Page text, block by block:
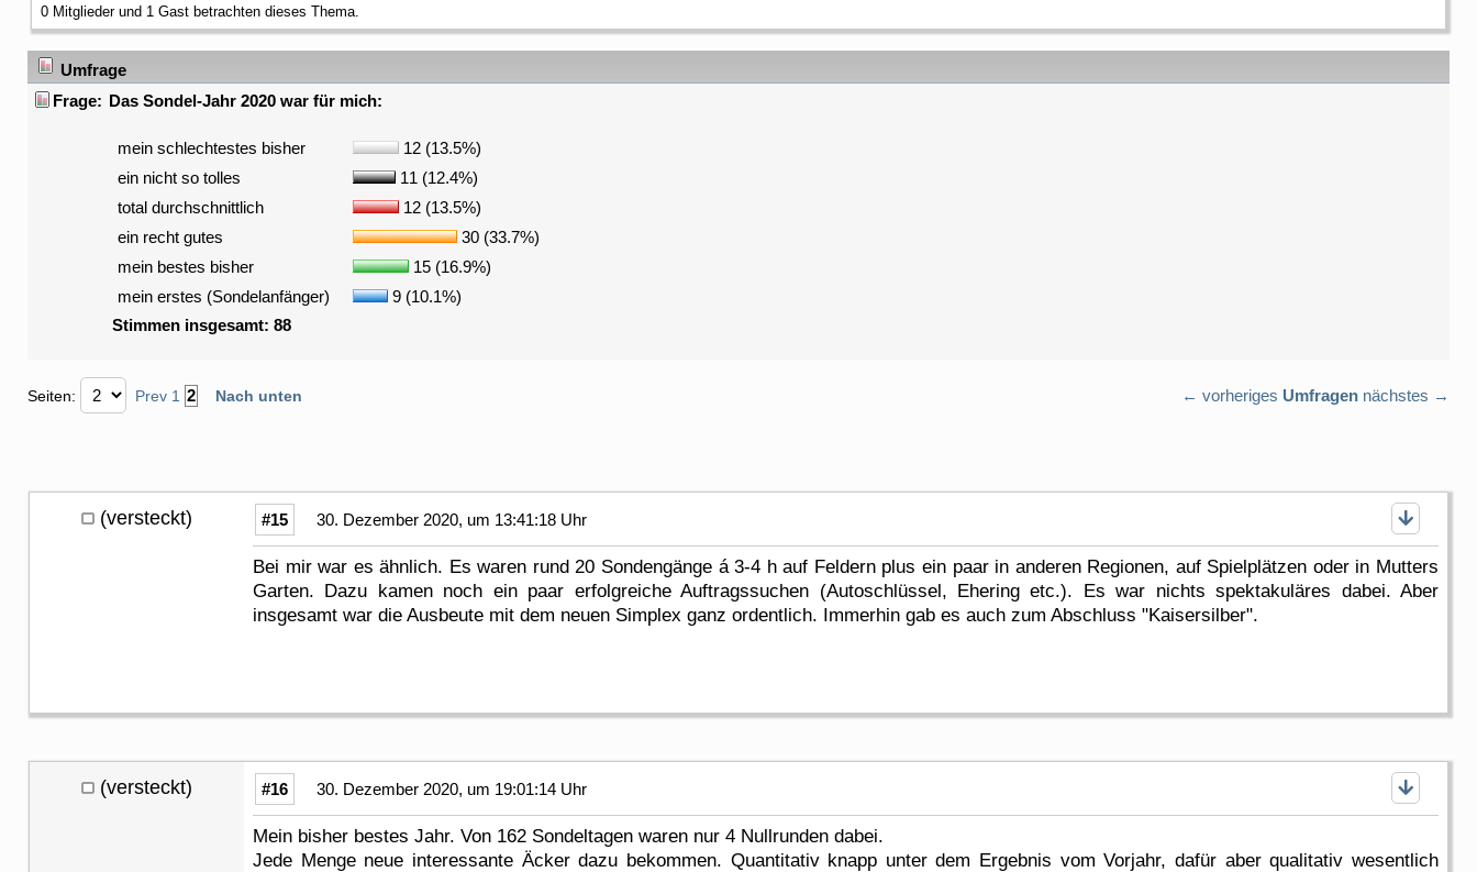
0 Mitglieder und 1 Gast betrachten dieses Thema.
Umfrage
Frage: Das Sondel-Jahr 2020 war für mich:
mein schlechtestes bisher
12 (13.5%)
ein nicht so tolles
11 (12.4%)
total durchschnittlich
12 (13.5%)
ein recht gutes
30 (33.7%)
mein bestes bisher
15 (16.9%)
mein erstes (Sondelanfänger)
9 (10.1%)
Stimmen insgesamt: 88
Seiten: Prev 1 2 Nach unten ← vorheriges Umfragen nächstes →
(versteckt) #15 30. Dezember 2020, um 13:41:18 Uhr
Bei mir war es ähnlich. Es waren rund 20 Sondengänge á 3-4 h auf Feldern plus ein paar in anderen Regionen, auf Spielplätzen oder in Mutters
Garten. Dazu kamen noch ein paar erfolgreiche Auftragssuchen (Autoschlüssel, Ehering etc.). Es war nichts spektakuläres dabei. Aber
insgesamt war die Ausbeute mit dem neuen Simplex ganz ordentlich. Immerhin gab es auch zum Abschluss "Kaisersilber".
(versteckt) #16 30. Dezember 2020, um 19:01:14 Uhr
Mein bisher bestes Jahr. Von 162 Sondeltagen waren nur 4 Nullrunden dabei.
Jede Menge neue interessante Äcker dazu bekommen. Quantitativ knapp unter dem Ergebnis vom Vorjahr, dafür aber qualitativ wesentlich